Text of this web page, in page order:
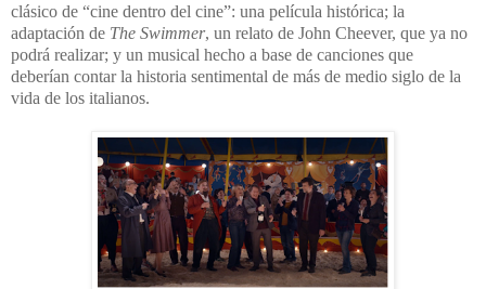
clásico de “cine dentro del cine”: una película histórica; la
adaptación de The Swimmer, un relato de John Cheever, que ya no
podrá realizar; y un musical hecho a base de canciones que
deberían contar la historia sentimental de más de medio siglo de la
vida de los italianos.